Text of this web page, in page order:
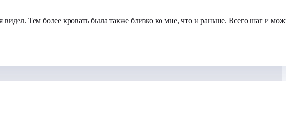
видел. Тем более кровать была также близко ко мне, что и раньше. Всего шаг и